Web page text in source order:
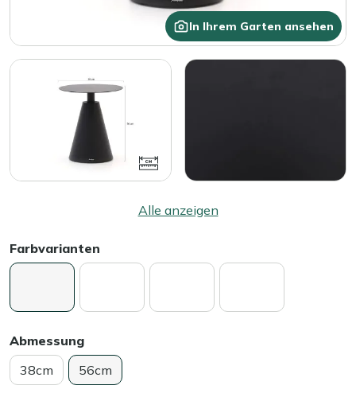
In Ihrem Garten ansehen
Alle anzeigen
Farbvarianten
Abmessung
38cm
56cm